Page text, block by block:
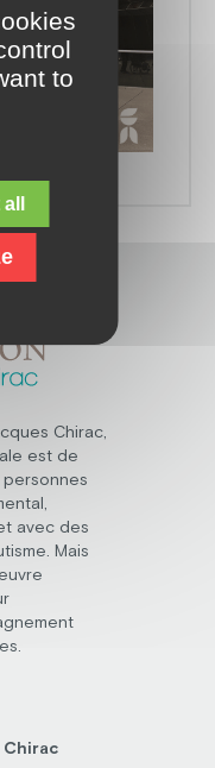
Chirac,
est de
avec des
Mais
Chirac
to